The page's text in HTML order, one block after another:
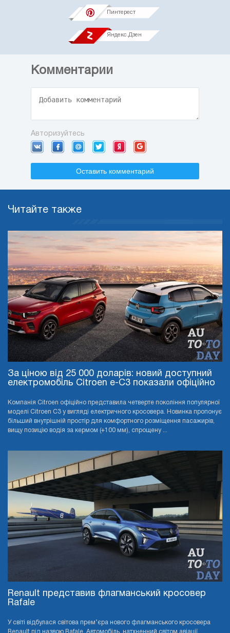
Пинтерест
Яндекс.Дзен
Комментарии
Авторизуйтесь
Оставить комментарий
Читайте также
За ціною від 25 000 доларів: новий доступний
електромобіль Citroen e-C3 показали офіційно
Компанія Citroen офіційно представила четверте покоління популярної
моделі Citroen C3 у вигляді електричного кросовера. Новинка пропонує
більший внутрішній простір для комфортного розміщення пасажирів,
вищу позицію водія за кермом (+100 мм), спрощену ...
Renault представив флагманський кросовер
Rafale
У світі відбулася світова прем’єра нового флагманського кросовера
Renault під назвою Rafale. Автомобіль, натхненний світом авіації,